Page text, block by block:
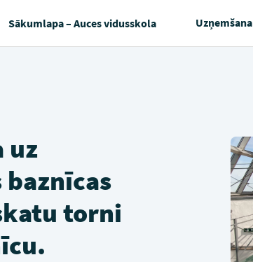
Sākumlapa – Auces vidusskola Uzņemšana
uz
torni